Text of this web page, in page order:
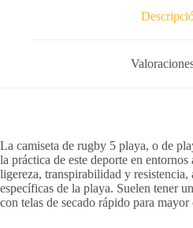
La camiseta de rugby 5 playa, o de
la práctica de este deporte en entornos
ligereza, transpirabilidad y resistencia,
específicas de la playa. Suelen tener
con telas de secado rápido para